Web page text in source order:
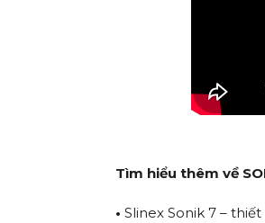
Tìm hiểu thêm về
• Slinex Sonik 7 –